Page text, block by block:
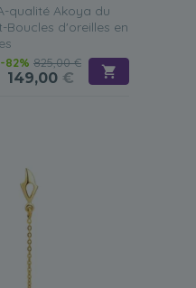
qualité Akoya du
d'oreilles en
-82% 825,00 €
149,00 €